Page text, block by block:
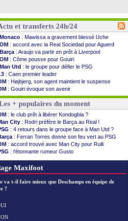
et transferts 24h/24
Monaco : Mawissa a gravement blessé Uche
OM : accord avec la Real Sociedad pour Aguerd
Barça : Araujo va partir en prêt à Liverpool
OM : Côme pousse pour Gouiri
Man Utd : le groupe pour défier le PSG
: Caen premier leader
: Højbjerg, son agent maintient le suspense
: Gouiri évoque son avenir
: le transfert d'Asllani tombe à l'eau
: 1ère utilisation du Football Video Support
: Benatia envoie une pique à Longoria
: Al-Ahli veut Pape Gueye
: la dernière saison de Fonseca ?
: un nouveau prétendant pour Højbjerg
: un gardien norvégien en approche ?
: McCourt a versé 120 M€ en 2026
: 4 retours dans le groupe face à Man Utd ...
: prison avec sursis requis contre un arbitre
: Ruggeri en route pour Aston Villa
+ populaires du moment
: le club prêt à libérer Kondogbia ?
City : Rodri préfère le Barça au Real !
: 4 retours dans le groupe face à Man Utd ?
: Ferran Torres donne son feu vert au PSG
: accord trouvé avec Man City pour Rulli
: l'étonnante rumeur Gusto
: une offre pour Bulka
Maxifoot
va t-il faire mieux que Deschamps en équipe de
?